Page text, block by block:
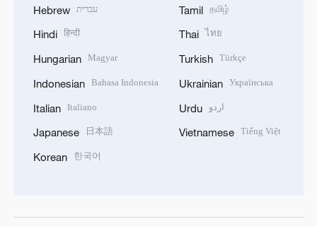
Hebrew עברית
Hindi हिन्दी
Hungarian Magyar
Indonesian Bahasa Indonesia
Italian Italiano
Japanese 日本語
Korean 한국어
Tamil தமிழ்
Thai ไทย
Turkish Türkçe
Ukrainian Українська
Urdu اردو
Vietnamese Tiếng Việt